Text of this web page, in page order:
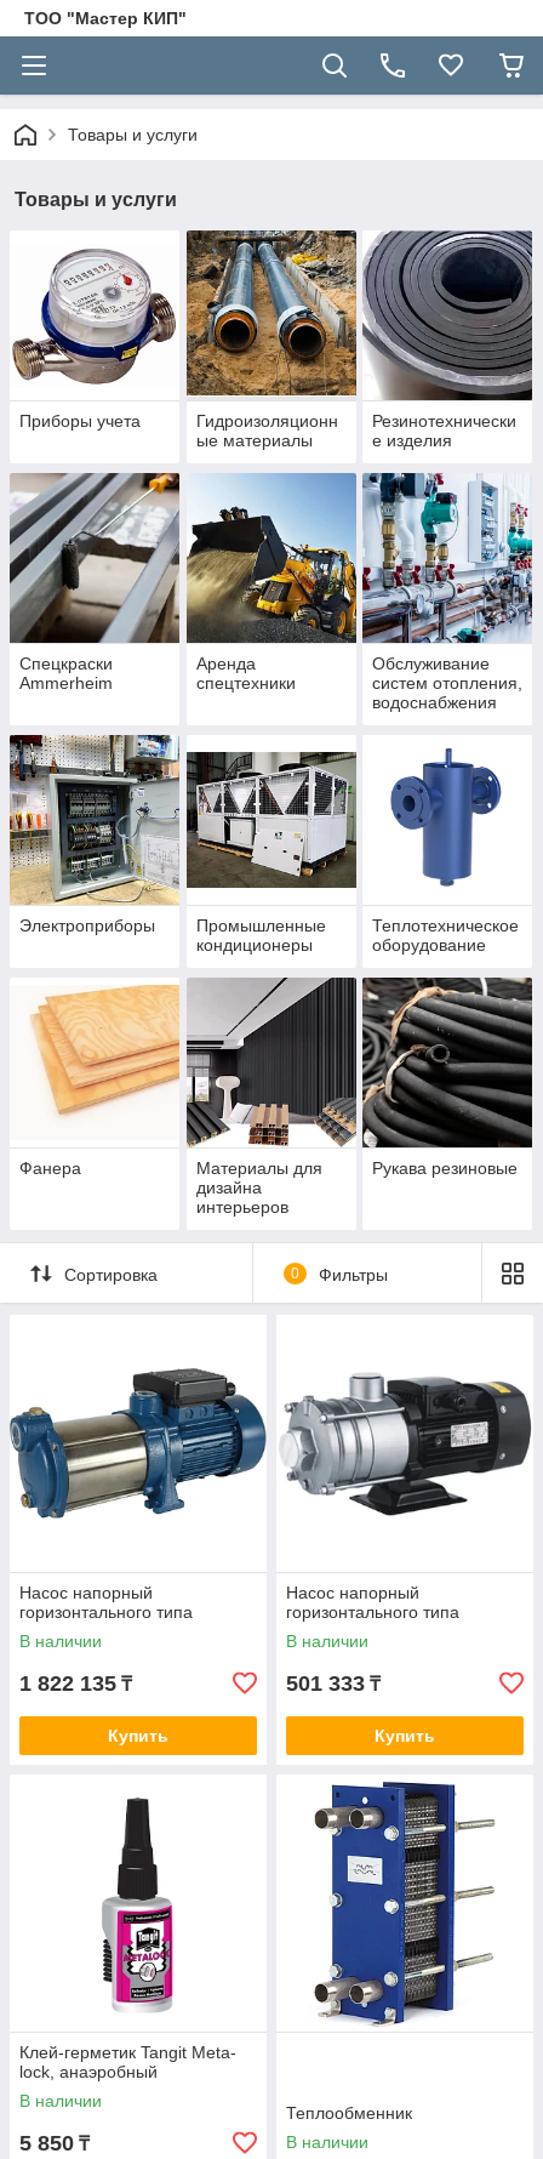
ТОО "Мастер КИП"
Товары и услуги
Товары и услуги
Приборы учета
Гидроизоляционн
ые материалы
Резинотехнически
е изделия
Спецкраски
Ammerheim
Аренда
спецтехники
Обслуживание
систем отопления,
водоснабжения
Электроприборы
Промышленные
кондиционеры
Теплотехническое
оборудование
Фанера
Материалы для
дизайна
интерьеров
Рукава резиновые
Сортировка 0 Фильтры
Насос напорный
горизонтального типа
В наличии
1 822 135 ₸
Купить
Насос напорный
горизонтального типа
В наличии
501 333 ₸
Купить
Клей-герметик Tangit Meta-
lock, анаэробный
В наличии
5 850 ₸
Теплообменник
В наличии